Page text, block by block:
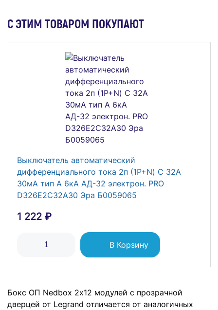
Legrand Nedbox Бокс навесной 36M с
металлической дверцей
В Корзину
Legrand Nedbox Бокс навесной 24M с
металлической дверцей
С ЭТИМ ТОВАРОМ ПОКУПАЮТ
Выключатель автоматический
дифференциального тока 2п (1P+N) C 32А
30мА тип А 6кА АД-32 электрон. PRO
D326E2C32А30 Эра Б0059065
1 222 ₽
В Корзину
Бокс ОП Nedbox 2х12 модулей с прозрачной
дверцей от Legrand отличается от аналогичных